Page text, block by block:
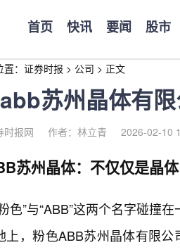
首页 快讯 要闻 股市
： 证券时报 > 公司 > 正文
苏州晶体有
时报网 作者：林立青 2026-02-10
苏州晶体：不仅仅是晶
色”与“ABB”这两个名字碰撞
上，粉色ABB苏州晶体有限